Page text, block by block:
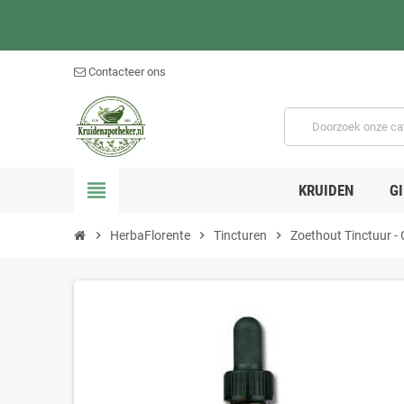
Contacteer ons
view_headline KRUIDEN
chevron_right HerbaFlorente chevron_right Tincturen chevron_right Zoethout Tinctuur -